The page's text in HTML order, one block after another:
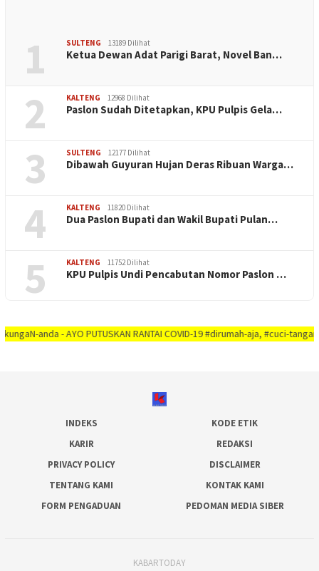
1 SULTENG 13189 Dilihat
Ketua Dewan Adat Parigi Barat, Novel Ban…
2 KALTENG 12968 Dilihat
Paslon Sudah Ditetapkan, KPU Pulpis Gela…
3 SULTENG 12177 Dilihat
Dibawah Guyuran Hujan Deras Ribuan Warga…
4 KALTENG 11820 Dilihat
Dua Paslon Bupati dan Wakil Bupati Pulan…
5 KALTENG 11752 Dilihat
KPU Pulpis Undi Pencabutan Nomor Paslon …
- AYO PUTUSKAN RANTAI COVID-19 #dirumah-aja, #cuci-tangan,
INDEKS
KODE ETIK
KARIR
REDAKSI
PRIVACY POLICY
DISCLAIMER
TENTANG KAMI
KONTAK KAMI
FORM PENGADUAN
PEDOMAN MEDIA SIBER
KABARTODAY